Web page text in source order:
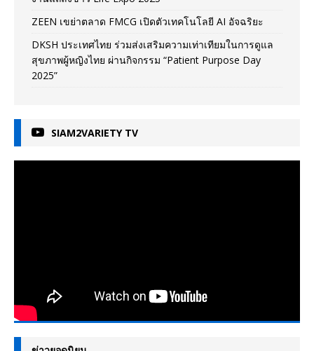
ZEEN เขย่าตลาด FMCG เปิดตัวเทคโนโลยี AI อัจฉริยะ
DKSH ประเทศไทย ร่วมส่งเสริมความเท่าเทียมในการดูแล
สุขภาพผู้หญิงไทย ผ่านกิจกรรม “Patient Purpose Day
2025”
SIAM2VARIETY TV